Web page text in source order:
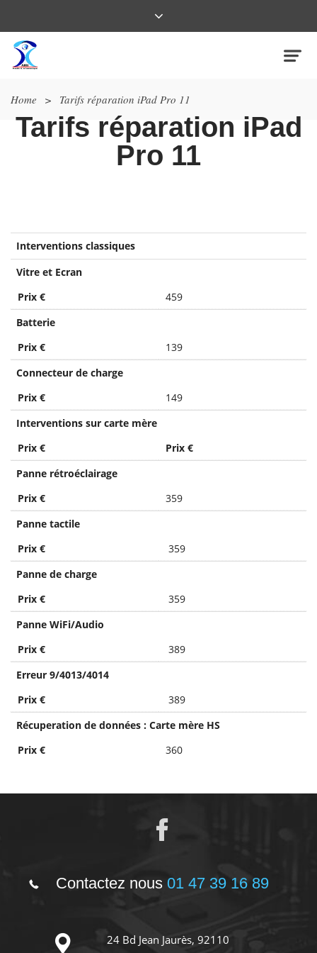
Home > Tarifs réparation iPad Pro 11
Tarifs réparation iPad
Pro 11
Interventions classiques
Vitre et Ecran
Prix €
459
Batterie
Prix €
139
Connecteur de charge
Prix €
149
Interventions sur carte mère
Prix €
Prix €
Panne rétroéclairage
Prix €
359
Panne tactile
Prix €
359
Panne de charge
Prix €
359
Panne WiFi/Audio
Prix €
389
Erreur 9/4013/4014
Prix €
389
Récuperation de données : Carte mère HS
Prix €
360
Contactez nous 01 47 39 16 89
24 Bd Jean Jaurès, 92110